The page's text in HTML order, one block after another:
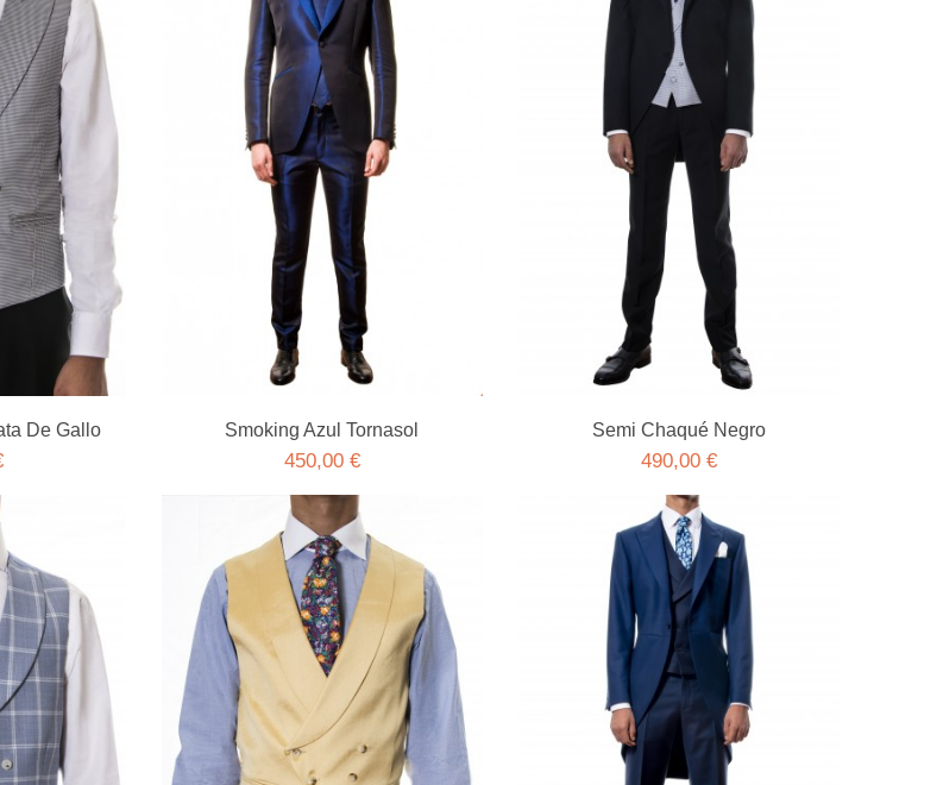
De Gallo Smoking Azul Tornasol
450,00 €
Semi Chaqué Negro
490,00 €